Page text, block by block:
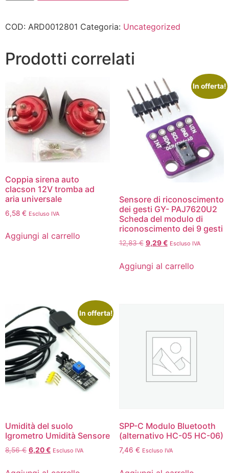
COD: ARD0012801 Categoria: Uncategorized
Prodotti correlati
Coppia sirena auto
clacson 12V tromba ad
aria universale
6,58 € Escluso IVA
Aggiungi al carrello
In offerta!
Sensore di riconoscimento
dei gesti GY- PAJ7620U2
Scheda del modulo di
riconoscimento dei 9 gesti
12,83€ 9,29€ Escluso IVA
Aggiungi al carrello
In offerta!
Umidità del suolo
Igrometro Umidità Sensore
8,56€ 6,20€ Escluso IVA
SPP-C Modulo Bluetooth
(alternativo HC-05 HC-06)
7,46 € Escluso IVA